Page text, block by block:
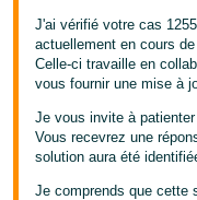
J'ai vérifié votre cas
actuellement en cours
Celle-ci travaille en
vous fournir une mise à
Je vous invite à
Vous recevrez une
solution aura été
Je comprends que cette